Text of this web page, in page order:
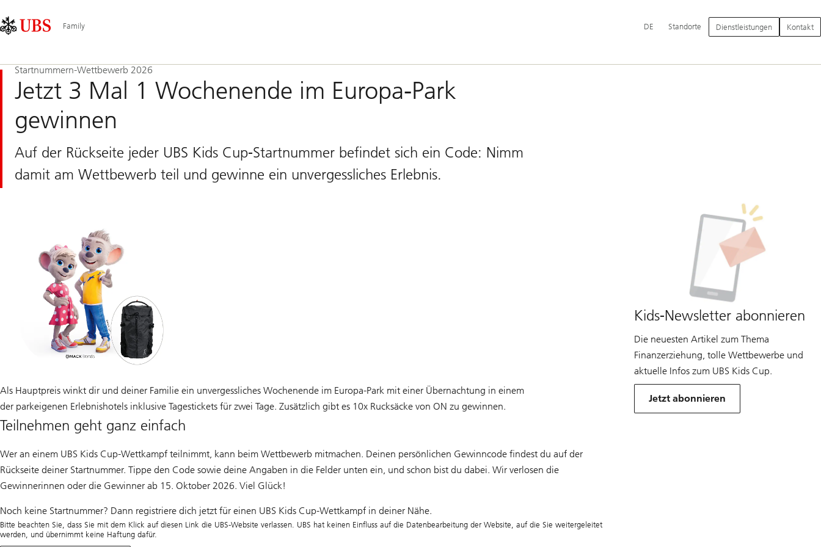
Area
Family Hauptnavigation
DE Standorte Dienstleistungen Kontakt
Startnummern-Wettbewerb 2026
Jetzt 3 Mal 1 Wochenende im Europa-Park
gewinnen
Auf der Rückseite jeder UBS Kids Cup-Startnummer befindet sich ein Code: Nimm
damit am Wettbewerb teil und gewinne ein unvergessliches Erlebnis.
Als Hauptpreis winkt dir und deiner Familie ein unvergessliches Wochenende im Europa-Park mit einer Übernachtung in einem
der parkeigenen Erlebnishotels inklusive Tagestickets für zwei Tage. Zusätzlich gibt es 10x Rucksäcke von ON zu gewinnen.
Teilnehmen geht ganz einfach
Wer an einem UBS Kids Cup-Wettkampf teilnimmt, kann beim Wettbewerb mitmachen. Deinen persönlichen Gewinncode findest du auf der
Rückseite deiner Startnummer. Tippe den Code sowie deine Angaben in die Felder unten ein, und schon bist du dabei. Wir verlosen die
Gewinnerinnen oder die Gewinner ab 15. Oktober 2026. Viel Glück!
Noch keine Startnummer? Dann registriere dich jetzt für einen UBS Kids Cup-Wettkampf in deiner Nähe.
Bitte beachten Sie, dass Sie mit dem Klick auf diesen Link die UBS-Website verlassen. UBS hat keinen Einfluss auf die Datenbearbeitung der Website, auf die Sie weitergeleitet
werden, und übernimmt keine Haftung dafür.
Kids-Newsletter abonnieren
Die neuesten Artikel zum Thema
Finanzerziehung, tolle Wettbewerbe und
aktuelle Infos zum UBS Kids Cup.
Jetzt abonnieren
Kids
Newsletter